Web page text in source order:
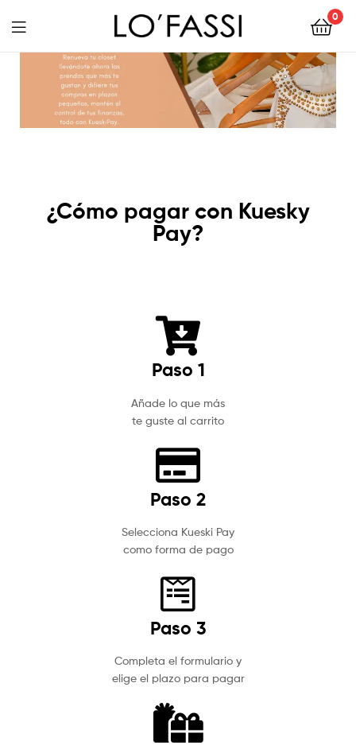
LOFASSI
0
¿Cómo pagar con Kuesky
Pay?
Paso 1
Añade lo que más
te guste al carrito
Paso 2
Selecciona Kueski Pay
como forma de pago
Paso 3
Completa el formulario y
elige el plazo para pagar